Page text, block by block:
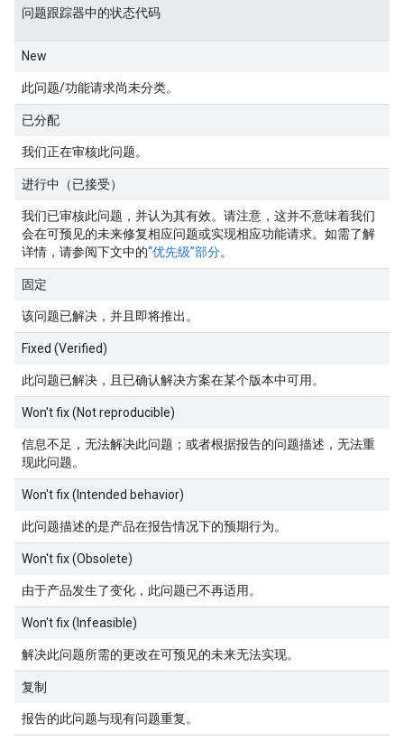
问题跟踪器中的状态代码
New
此问题/功能请求尚未分类。
已分配
我们正在审核此问题。
进行中（已接受）
我们已审核此问题，并认为其有效。请注意，这并不意味着我们
会在可预见的未来修复相应问题或实现相应功能请求。如需了解
详情，请参阅下文中的“优先级”部分。
固定
该问题已解决，并且即将推出。
Fixed (Verified)
此问题已解决，且已确认解决方案在某个版本中可用。
Won't fix (Not reproducible)
信息不足，无法解决此问题；或者根据报告的问题描述，无法重
现此问题。
Won't fix (Intended behavior)
此问题描述的是产品在报告情况下的预期行为。
Won't fix (Obsolete)
由于产品发生了变化，此问题已不再适用。
Won't fix (Infeasible)
解决此问题所需的更改在可预见的未来无法实现。
复制
报告的此问题与现有问题重复。